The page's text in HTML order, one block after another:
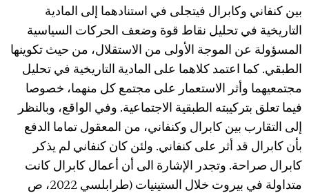
بين كنفاني وكابرال فيتجلى في استنادهما إلى المادية
التاريخية في تحليل نقاط قوة وضعف الحركات السياسية
المسؤولة عن الموجة الأولى من الاستقلال، من حيث تكوينها
الطبقي. كما اعتمد كلاهما على المادية التاريخية في تحليل
مجتمعيهما وأثر الاستعمار على مجتمع كل منهما، خصوصا
فيما تعلق بتركيبته الطبقية الاجتماعية. وفي الواقع، وبالنظر
إلى التقارب بين كابرال وكنفاني، من المعقول تماما الدفع
بأن كابرال قد أثر على كنفاني. ولئن كان كنفاني لم يذكر
كابرال صراحة. وتجدر الإشارة الى أن أعمال كابرال كانت
متداولة في بيروت خلال الستينيات (طرابلسي 2022، ص